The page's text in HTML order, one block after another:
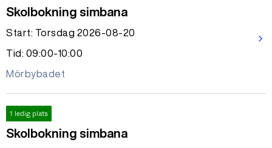
Skolbokning simbana
Start: Torsdag 2026-08-20
Tid: 09:00-10:00
Mörbybadet
arrow_forward_ios
1 ledig plats
Skolbokning simbana